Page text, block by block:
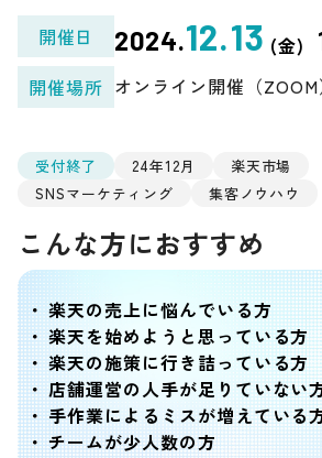
開催日 2024.12.13 (金)
開催場所 オンライン開催（ZOOM
受付終了 24年12月
楽天市場
SNSマーケティング
集客ノウハウ
こんな方におすすめ
楽天の売上に悩んでいる方
楽天を始めようと思っている方
楽天の施策に行き詰っている方
店舗運営の人手が足りていない
手作業によるミスが増えている
チームが少人数の方